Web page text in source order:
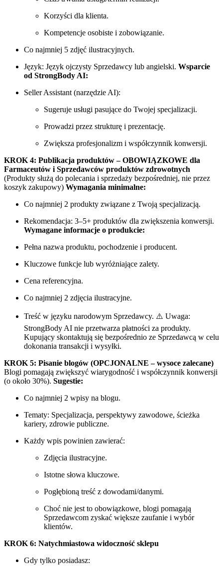
Korzyści dla klienta.
Kompetencje osobiste i zobowiązanie.
Co najmniej 5 zdjęć ilustracyjnych.
Język: Język ojczysty Sprzedawcy lub angielski. Wsparcie
od StrongBody AI:
Seller Assistant (narzędzie AI):
Sugeruje usługi pasujące do Twojej specjalizacji.
Prowadzi przez strukturę i prezentację.
Zwiększa profesjonalizm i współczynnik konwersji.
KROK 4: Publikacja produktów – OBOWIĄZKOWE dla
Farmaceutów i Sprzedawców produktów zdrowotnych
(Produkty służą do polecania i sprzedaży bezpośredniej, nie przez
koszyk zakupowy) Wymagania minimalne:
Co najmniej 2 produkty związane z Twoją specjalizacją.
Rekomendacja: 3–5+ produktów dla zwiększenia konwersji.
Wymagane informacje o produkcie:
Pełna nazwa produktu, pochodzenie i producent.
Kluczowe funkcje lub wyróżniające zalety.
Cena referencyjna.
Co najmniej 2 zdjęcia ilustracyjne.
Treść w języku narodowym Sprzedawcy. ⚠️ Uwaga:
StrongBody AI nie przetwarza płatności za produkty.
Kupujący skontaktują się bezpośrednio ze Sprzedawcą w celu
dokonania transakcji i wysyłki.
KROK 5: Pisanie blogów (OPCJONALNE – wysoce zalecane)
Blogi pomagają zwiększyć wiarygodność i współczynnik konwersji
(o około 30%). Sugestie:
Co najmniej 2 wpisy na blogu.
Tematy: Specjalizacja, perspektywy zawodowe, ścieżka
kariery, zdrowie publiczne.
Każdy wpis powinien zawierać:
Zdjęcia ilustracyjne.
Istotne słowa kluczowe.
Pogłębioną treść z dowodami/danymi.
Choć nie jest to obowiązkowe, blogi pomagają
Sprzedawcom zyskać większe zaufanie i wybór
klientów.
KROK 6: Natychmiastowa widoczność sklepu
Gdy tylko posiadasz: